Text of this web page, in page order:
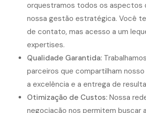
orquestramos todos os aspectos
nossa gestão estratégica. Você
de contato, mas acesso a um
expertises.
Qualidade Garantida:
parceiros que compartilham
a excelência e a entrega de
Otimização de Custos: Nossa
negociação nos permitem buscar